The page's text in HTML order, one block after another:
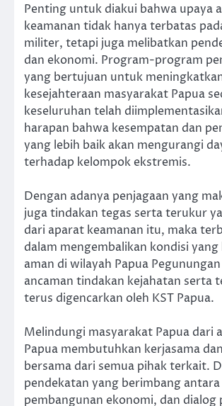
Penting untuk diakui bahwa upaya
keamanan tidak hanya terbatas
militer, tetapi juga melibatkan
dan ekonomi. Program-program
yang bertujuan untuk
kesejahteraan masyarakat Papua
keseluruhan telah
harapan bahwa kesempatan dan
yang lebih baik akan mengurangi
terhadap kelompok ekstremis.
Dengan adanya penjagaan yang
juga tindakan tegas serta terukur
dari aparat keamanan itu, maka
dalam mengembalikan kondisi
aman di wilayah Papua
ancaman tindakan kejahatan serta
terus digencarkan oleh KST Papua.
Melindungi masyarakat Papua dari
Papua membutuhkan kerjasama
bersama dari semua pihak terkait.
pendekatan yang berimbang
pembangunan ekonomi, dan dialog